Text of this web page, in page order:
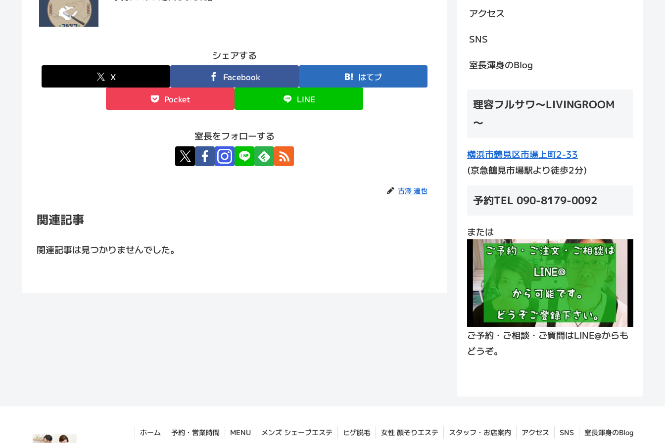
シェアする
X Facebook
はてブ
Pocket
LINE
室長をフォローする
古澤 達也
関連記事
関連記事は見つかりませんでした。
アクセス
SNS
室長渾身のBlog
理容フルサワ～LIVINGROOM
～
横浜市鶴見区市場上町2-33
(京急鶴見市場駅より徒歩2分)
予約TEL 090-8179-0092
または
ご予約・ご相談・ご質問はLINE@からも
どうぞ。
ホーム 予約・営業時間 MENU メンズ シェーブエステ ヒゲ脱毛 女性 顔そりエステ スタッフ・お店案内 アクセス SNS 室長渾身のBlog